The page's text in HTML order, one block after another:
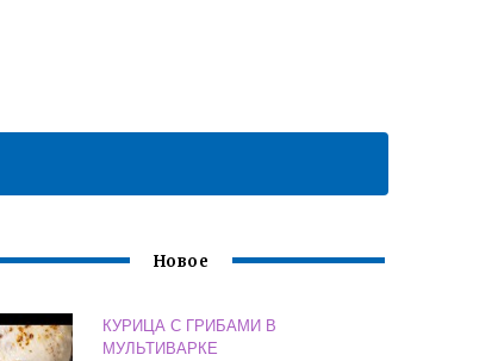
Новое
КУРИЦА С ГРИБАМИ В
МУЛЬТИВАРКЕ